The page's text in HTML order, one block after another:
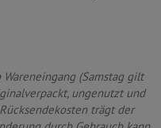
(Samstag gilt
ungenutzt und
trägt der